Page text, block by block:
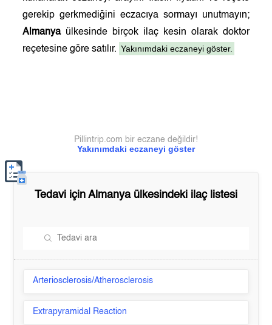
gerekip gerkmediğini eczacıya sormayı unutmayın;
Almanyaülkesinde birçok ilaç kesin olarak doktor
reçetesine göre satılır. Yakınımdaki eczaneyi göster.
Yakınımdaki eczaneyi göster
Pillintrip.com bir eczane değildir!
Tedavi için Almanyaülkesindeki ilaç listesi
Arteriosclerosis/Atherosclerosis
Extrapyramidal Reaction